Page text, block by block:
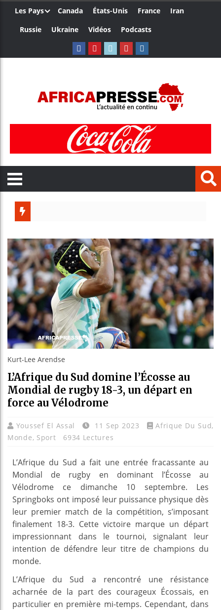
Les Pays Canada États-Unis France
Iran
Russie
Ukraine Vidéos Podcasts
Kurt-Lee Arendse
L’Afrique du Sud domine l’Écosse au
Mondial de rugby 18-3, un départ en
force au Vélodrome
Youssef El Assal 11 Sep 2023 Afrique Du Sud,
Monde, Sport 6934 Lectures
L’Afrique du Sud a fait une entrée fracassante au
Mondial de rugby en dominant l’Écosse au
Vélodrome ce dimanche 10 septembre. Les
Springboks ont imposé leur puissance physique dès
leur premier match de la compétition, s’imposant
finalement 18-3. Cette victoire marque un départ
impressionnant dans le tournoi, signalant leur
intention de défendre leur titre de champions du
monde.
L’Afrique du Sud a rencontré une résistance
acharnée de la part des courageux Écossais, en
particulier en première mi-temps. Cependant, dans